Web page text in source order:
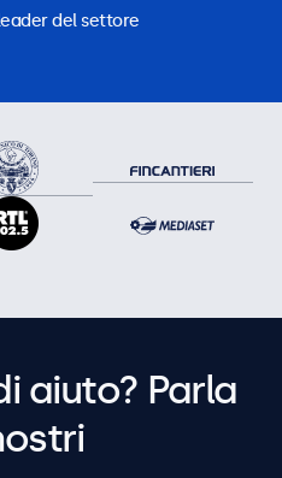
del settore
aiuto? Parla